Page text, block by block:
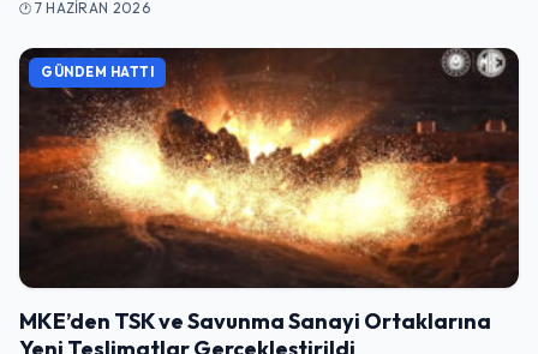
7 HAZIRAN 2026
GÜNDEM HATTI
MKE’den TSK ve Savunma Sanayi Ortaklarına